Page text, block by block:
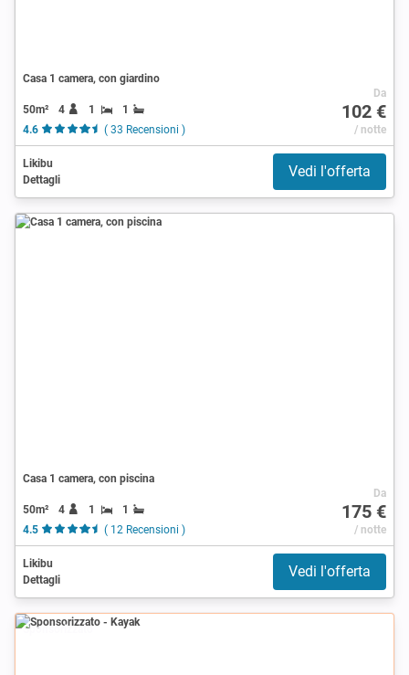
Casa 1 camera, con giardino
50m² 4 1
1
4.6
( 33 Recensioni )
Da
102 €
/ notte
Likibu
Dettagli
Vedi l'offerta
Casa 1 camera, con piscina
50m² 4 1
1
4.5
( 12 Recensioni )
Da
175 €
/ notte
Likibu
Dettagli
Vedi l'offerta
Sponsorizzato